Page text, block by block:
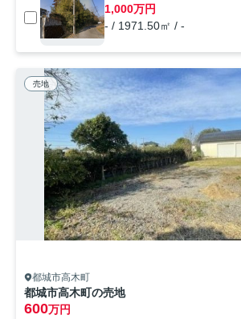
1,000万円
- / 1971.50㎡ / -
売地
都城市高木町
都城市高木町の売地
600万円